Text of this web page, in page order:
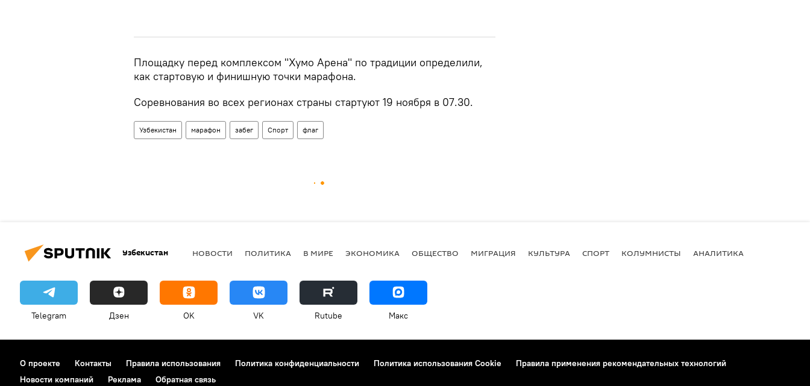
Площадку перед комплексом "Хумо Арена" по традиции определили,
как стартовую и финишную точки марафона.
Соревнования во всех регионах страны стартуют 19 ноября в 07.30.
Узбекистан марафон забег Спорт флаг
Узбекистан НОВОСТИ ПОЛИТИКА В МИРЕ ЭКОНОМИКА ОБЩЕСТВО МИГРАЦИЯ КУЛЬТУРА СПОРТ КОЛУМНИСТЫ АНАЛИТИКА
Telegram Дзен OK VK Rutube Макс
О проекте Контакты Правила использования Политика конфиденциальности Политика использования Cookie
Правила применения рекомендательных технологий
Новости компаний
Реклама Обратная связь